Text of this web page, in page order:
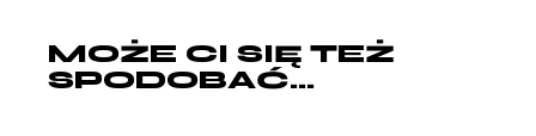
MOŻE CI SIĘ TEŻ
SPODOBAĆ...